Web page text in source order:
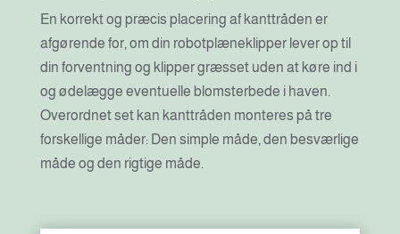
En korrekt og præcis placering af kanttråden er
afgørende for, om din robotplæneklipper lever op til
din forventning og klipper græsset uden at køre ind i
og ødelægge eventuelle blomsterbede i haven.
Overordnet set kan kanttråden monteres på tre
forskellige måder: Den simple måde, den besværlige
måde og den rigtige måde.